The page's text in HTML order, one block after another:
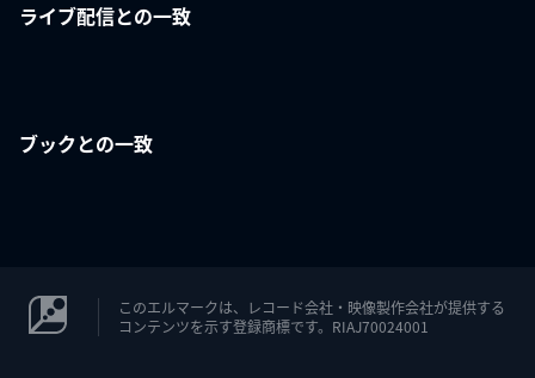
ライブ配信との一致
ブックとの一致
このエルマークは、レコード会社・映像製作会社が提供する
コンテンツを示す登録商標です。RIAJ70024001